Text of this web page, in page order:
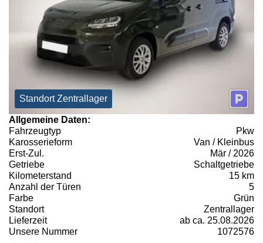
Standort Zentrallager
Allgemeine Daten:
Fahrzeugtyp
Pkw
Karosserieform
Van / Kleinbus
Erst-Zul.
Mär / 2026
Getriebe
Schaltgetriebe
Kilometerstand
15 km
Anzahl der Türen
5
Farbe
Grün
Standort
Zentrallager
Lieferzeit
ab ca. 25.08.2026
Unsere Nummer
1072576